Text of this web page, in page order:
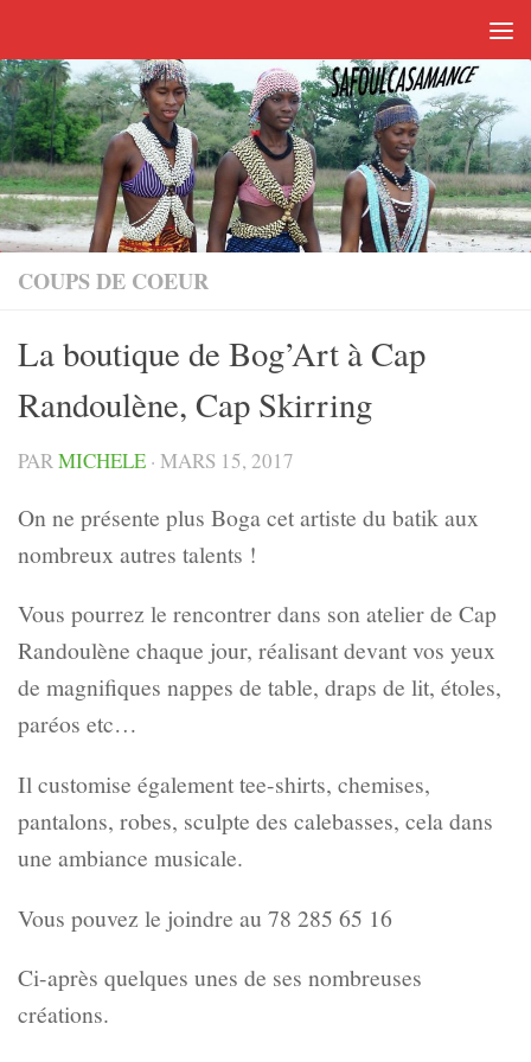
COUPS DE COEUR
La boutique de Bog’Art à Cap
Randoulène, Cap Skirring
PARMICHELE · MARS 15, 2017
On ne présente plus Boga cet artiste du batik aux
nombreux autres talents !
Vous pourrez le rencontrer dans son atelier de Cap
Randoulène chaque jour, réalisant devant vos yeux
de magnifiques nappes de table, draps de lit, étoles,
paréos etc…
Il customise également tee-shirts, chemises,
pantalons, robes, sculpte des calebasses, cela dans
une ambiance musicale.
Vous pouvez le joindre au 78 285 65 16
Ci-après quelques unes de ses nombreuses
créations.